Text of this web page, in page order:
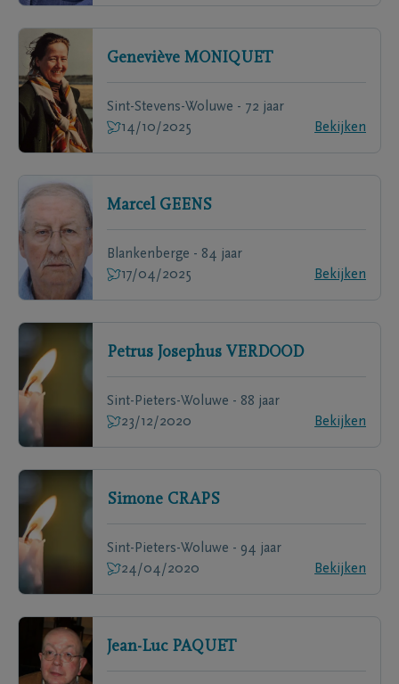
Geneviève MONIQUET
Sint-Stevens-Woluwe - 72 jaar
14/10/2025
Bekijken
Marcel GEENS
Blankenberge - 84 jaar
17/04/2025
Bekijken
Petrus Josephus VERDOOD
Sint-Pieters-Woluwe - 88 jaar
23/12/2020
Bekijken
Simone CRAPS
Sint-Pieters-Woluwe - 94 jaar
24/04/2020
Bekijken
Jean-Luc PAQUET